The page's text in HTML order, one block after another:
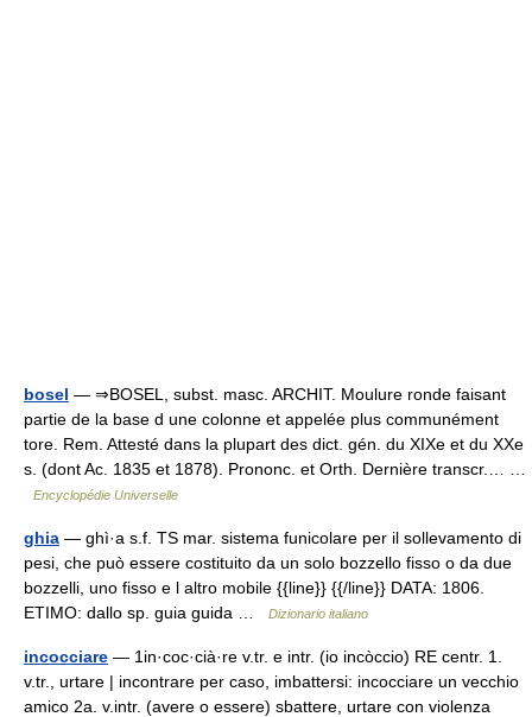
bosel — ⇒BOSEL, subst. masc. ARCHIT. Moulure ronde faisant
partie de la base d une colonne et appelée plus communément
tore. Rem. Attesté dans la plupart des dict. gén. du XIXe et du XXe
s. (dont Ac. 1835 et 1878). Prononc. et Orth. Dernière transcr.… …
Encyclopédie Universelle
ghia — ghì·a s.f. TS mar. sistema funicolare per il sollevamento di
pesi, che può essere costituito da un solo bozzello fisso o da due
bozzelli, uno fisso e l altro mobile {{line}} {{/line}} DATA: 1806.
ETIMO: dallo sp. guia guida …
Dizionario italiano
incocciare — 1in·coc·cià·re v.tr. e intr. (io incòccio) RE centr. 1.
v.tr., urtare | incontrare per caso, imbattersi: incocciare un vecchio
amico 2a. v.intr. (avere o essere) sbattere, urtare con violenza